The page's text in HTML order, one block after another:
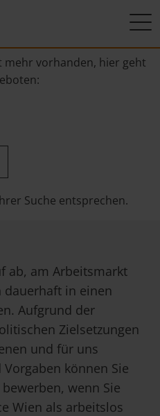
mehr vorhanden, hier geht
Suche entsprechen.
ab, am Arbeitsmarkt
dauerhaft in einen
Aufgrund der
Zielsetzungen
und für uns
können Sie
wenn Sie
Wien als arbeitslos
Job